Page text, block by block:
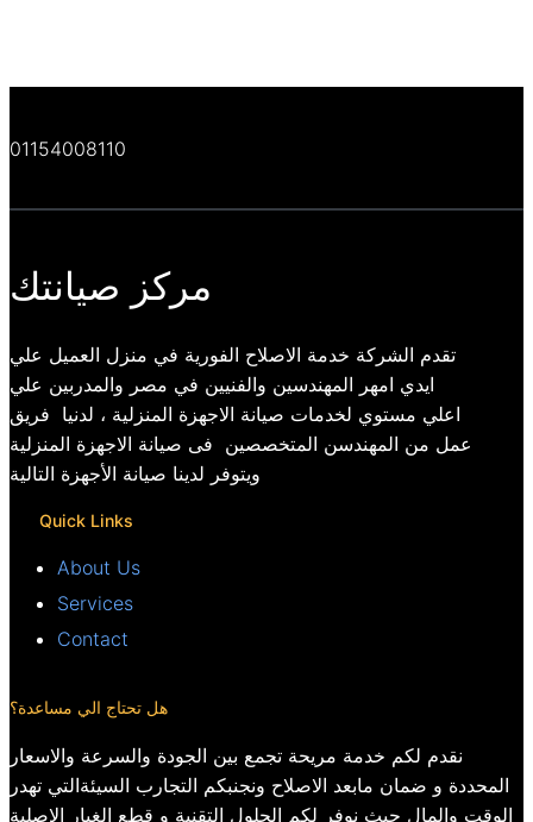
01154008110
مركز صيانتك
تقدم الشركة خدمة الاصلاح الفورية في منزل العميل علي
ايدي امهر المهندسين والفنيين في مصر والمدربين علي
اعلي مستوي لخدمات صيانة الاجهزة المنزلية ، لدنيا فريق
عمل من المهندسن المتخصصين فى صيانة الاجهزة المنزلية
ويتوفر لدينا صيانة الأجهزة التالية
Quick Links
About Us
Services
Contact
هل تحتاج الي مساعدة؟
نقدم لكم خدمة مريحة تجمع بين الجودة والسرعة والاسعار
المحددة و ضمان مابعد الاصلاح ونجنبكم التجارب السيئةالتي تهدر
الوقت والمال حيث نوفر لكم الحلول التقنية و قطع الغيار الاصلية